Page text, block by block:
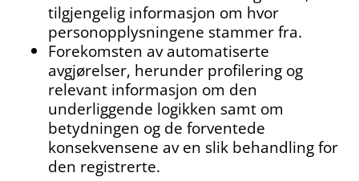
tilgjengelig informasjon om hvor
personopplysningene stammer fra.
Forekomsten av automatiserte
avgjørelser, herunder profilering og
relevant informasjon om den
underliggende logikken samt om
betydningen og de forventede
konsekvensene av en slik behandling for
den registrerte.